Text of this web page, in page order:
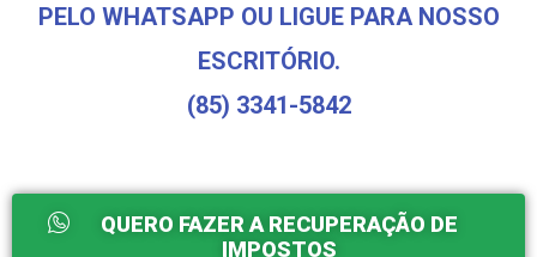
PELO WHATSAPP OU LIGUE PARA NOSSO
ESCRITÓRIO.
(85) 3341-5842
QUERO FAZER A RECUPERAÇÃO DE
IMPOSTOS